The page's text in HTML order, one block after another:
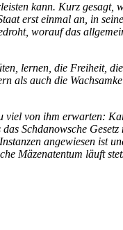
kann. Kurz gesagt,
erst einmal an, in
worauf das
lernen, die Freiheit,
als auch die
von ihm erwarten:
Schdanowsche Gesetz
angewiesen ist
Mäzenatentum läuft